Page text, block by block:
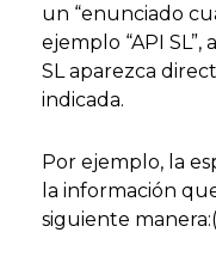
un “enunciado
ejemplo “API
SL aparezca
indicada.
Por ejemplo, la
la información
siguiente